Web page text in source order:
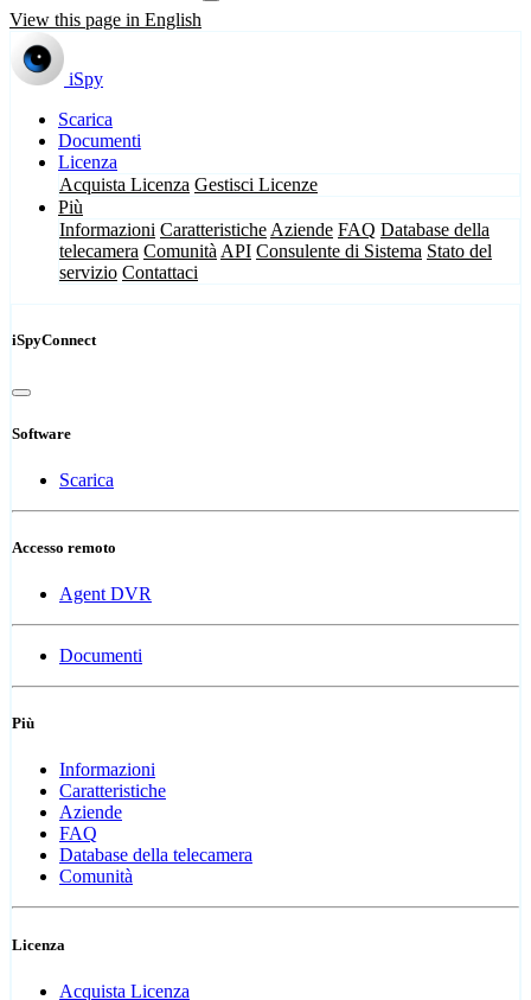
View this page in English
iSpy
Scarica
Documenti
Licenza
Acquista Licenza Gestisci Licenze
Più
Informazioni Caratteristiche Aziende FAQ Database della
telecamera Comunità API Consulente di Sistema Stato del
servizio Contattaci
iSpyConnect
Software
Scarica
Accesso remoto
Agent DVR
Documenti
Più
Informazioni
Caratteristiche
Aziende
FAQ
Database della telecamera
Comunità
Licenza
Acquista Licenza